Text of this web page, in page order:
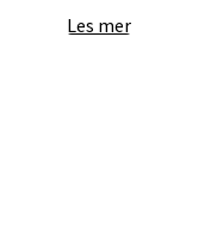
fatets skjønnhet.
Les mer